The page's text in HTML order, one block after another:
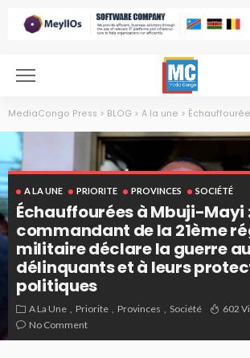
MediaCongo Press > BLOG > A la une > Échauffourées à Mbuji-Mayi : le commandant de la
A LA UNE PRIORITE PROVINCES SOCIÉTÉ
Échauffourées à Mbuji-Mayi
commandant de la 21ème
militaire déclare la guerre
délinquants et à leurs
politiques
A La Une Priorite Provinces Société
602
No Comment